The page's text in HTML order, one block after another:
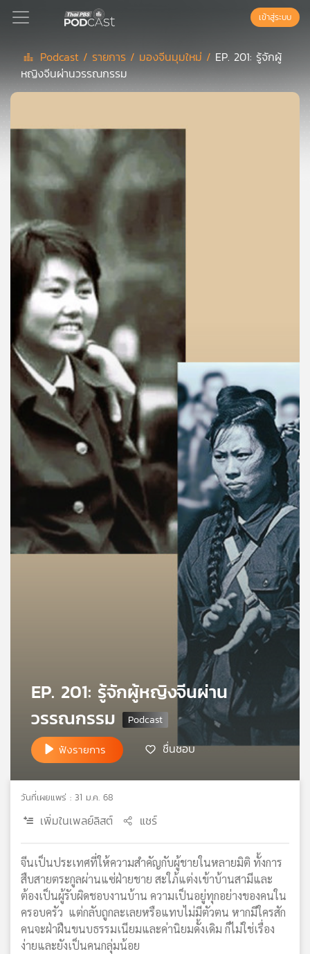
Podcast
เพล
สต์
แนะนำ
เพล
ย์
ของ
คุณ
เพลง
บทความ
ข่าว
และ
เกี่ยว
แผนที่
วิทยุ
ข่าย
เข้าสู่ระบบ
Podcast / รายการ / มองจีนมุมใหม่ / EP. 201: รู้จักผู้
หญิงจีนผ่านวรรณกรรม
EP. 201: รู้จักผู้หญิงจีนผ่าน
วรรณกรรม
ฟังรายการ ชื่นชอบ
วันที่เผยแพร่ : 31 ม.ค. 68
เพิ่มในเพลย์ลิสต์ แชร์
จีนเป็นประเทศที่ให้ความสำคัญกับผู้ชายในหลายมิติ ทั้งการ
สืบสายตระกูลผ่านแซ่ฝ่ายชาย สะใภ้แต่งเข้าบ้านสามีและ
ต้องเป็นผู้รับผิดชอบงานบ้าน ความเป็นอยู่ทุกอย่างของคนใน
ครอบครัว แต่กลับถูกละเลยหรือแทบไม่มีตัวตน หากมีใครสัก
คนจะฝ่าฝืนขนบธรรมเนียมและค่านิยมดั้งเดิม ก็ไม่ใช่เรื่อง
ง่ายและยังเป็นคนกลุ่มน้อย